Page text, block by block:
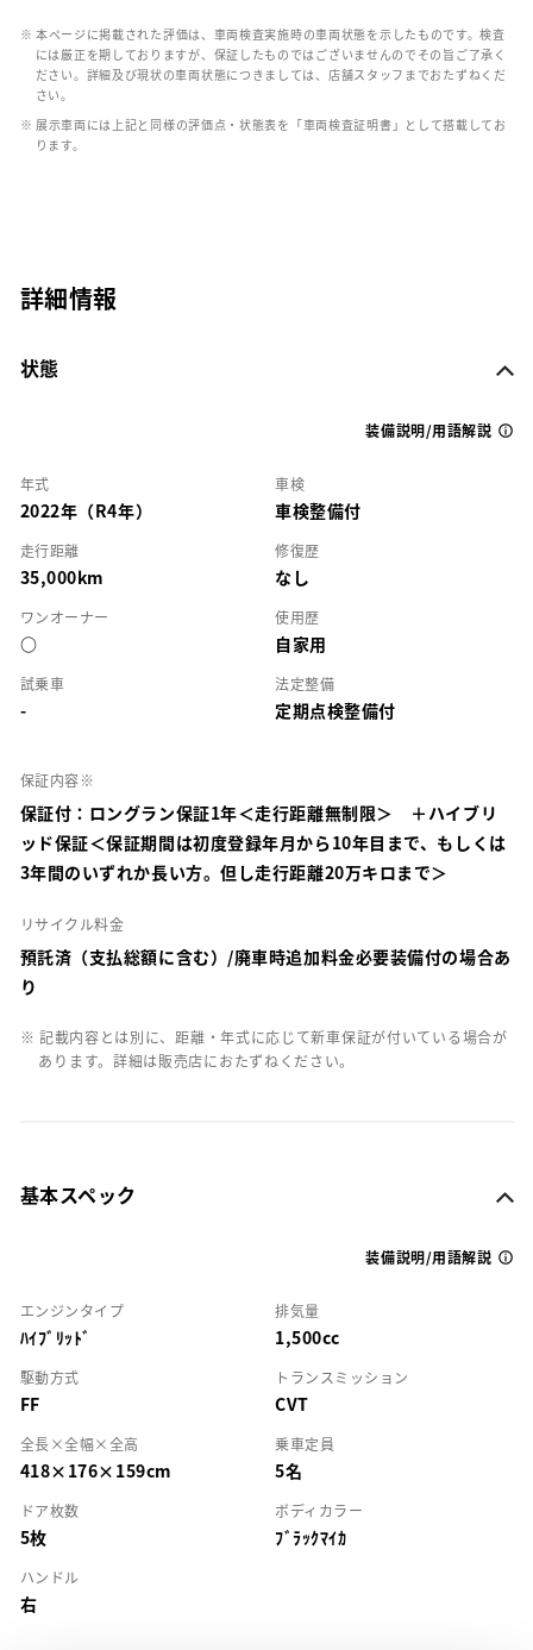
※ 本ページに掲載された評価は、車両検査実施時の車両状態を示したものです。検査
には厳正を期しておりますが、保証したものではございませんのでその旨ご了承く
ださい。詳細及び現状の車両状態につきましては、店舗スタッフまでおたずねくだ
さい。
※ 展示車両には上記と同様の評価点・状態表を「車両検査証明書」として搭載してお
ります。
詳細情報
状態
装備説明/用語解説
年式
2022年（R4年）
車検
車検整備付
走行距離
35,000km
修復歴
なし
ワンオーナー
○
使用歴
自家用
試乗車
-
法定整備
定期点検整備付
保証内容※
保証付：ロングラン保証1年＜走行距離無制限＞ ＋ハイブリ
ッド保証＜保証期間は初度登録年月から10年目まで、もしくは
3年間のいずれか長い方。但し走行距離20万キロまで＞
リサイクル料金
預託済（支払総額に含む）/廃車時追加料金必要装備付の場合あ
り
※ 記載内容とは別に、距離・年式に応じて新車保証が付いている場合が
あります。詳細は販売店におたずねください。
基本スペック
装備説明/用語解説
エンジンタイプ
ﾊｲﾌﾞﾘｯﾄﾞ
排気量
1,500cc
駆動方式
FF
トランスミッション
CVT
全長×全幅×全高
418×176×159cm
乗車定員
5名
ドア枚数
5枚
ボディカラー
ﾌﾞﾗｯｸﾏｲｶ
ハンドル
右